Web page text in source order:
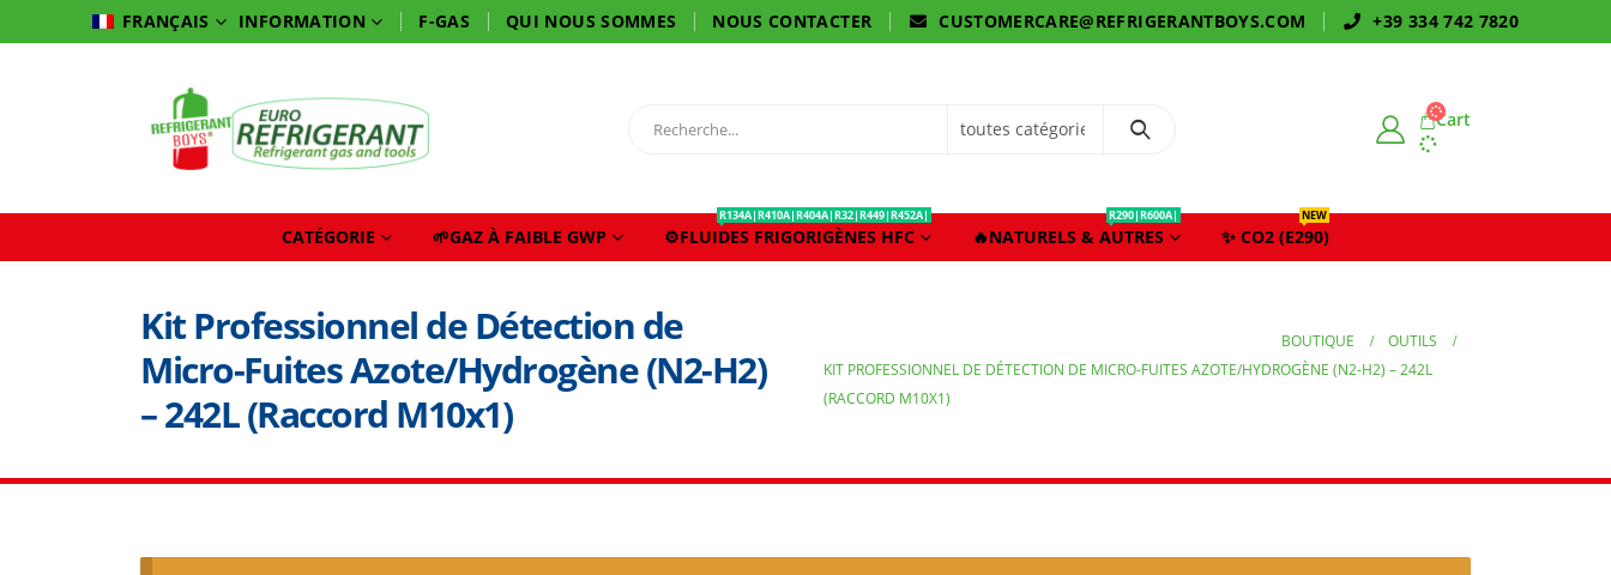
FRANÇAIS INFORMATION F-GAS QUI NOUS SOMMES NOUS CONTACTER CUSTOMERCARE@REFRIGERANTBOYS.COM +39 334 742 7820
Cart
CATÉGORIE 🌱GAZ À FAIBLE GWP ⚙️FLUIDES FRIGORIGÈNES HFC
R134A|R410A|R404A|R32|R449|R452A|
🔥NATURELS & AUTRES
R290|R600A|
✨ CO2 (E290)
NEW
Kit Professionnel de Détection de
Micro-Fuites Azote/Hydrogène (N2-H2)
– 242L (Raccord M10x1)
BOUTIQUE
OUTILS
KIT PROFESSIONNEL DE DÉTECTION DE MICRO-FUITES AZOTE/HYDROGÈNE (N2-H2) – 242L
(RACCORD M10X1)